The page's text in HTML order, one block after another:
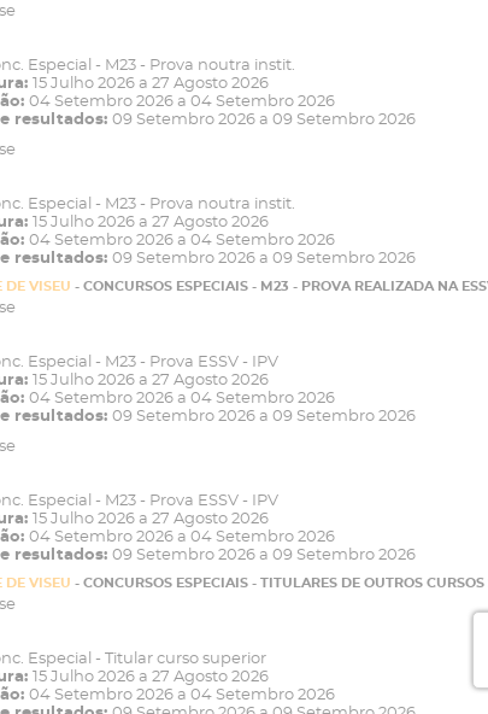
Especial - M23 - Prova noutra instit.
15 Julho 2026 a 27 Agosto 2026
04 Setembro 2026 a 04 Setembro 2026
resultados: 09 Setembro 2026 a 09 Setembro 2026
Especial - M23 - Prova noutra instit.
15 Julho 2026 a 27 Agosto 2026
04 Setembro 2026 a 04 Setembro 2026
resultados: 09 Setembro 2026 a 09 Setembro 2026
DE VISEU - CONCURSOS ESPECIAIS - M23 - PROVA REALIZADA NA
Especial - M23 - Prova ESSV - IPV
15 Julho 2026 a 27 Agosto 2026
04 Setembro 2026 a 04 Setembro 2026
resultados: 09 Setembro 2026 a 09 Setembro 2026
Especial - M23 - Prova ESSV - IPV
15 Julho 2026 a 27 Agosto 2026
04 Setembro 2026 a 04 Setembro 2026
resultados: 09 Setembro 2026 a 09 Setembro 2026
DE VISEU - CONCURSOS ESPECIAIS - TITULARES DE OUTROS CURSOS
Especial - Titular curso superior
15 Julho 2026 a 27 Agosto 2026
04 Setembro 2026 a 04 Setembro 2026